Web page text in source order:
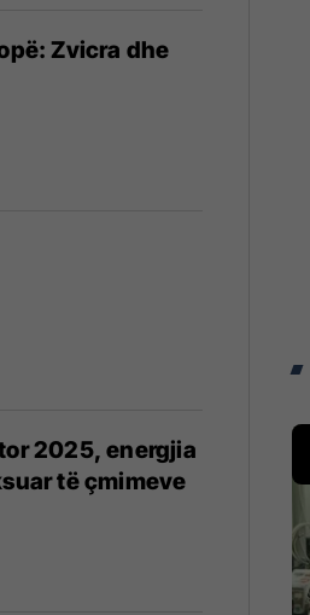
Zvicra dhe
2025, energjia
të çmimeve